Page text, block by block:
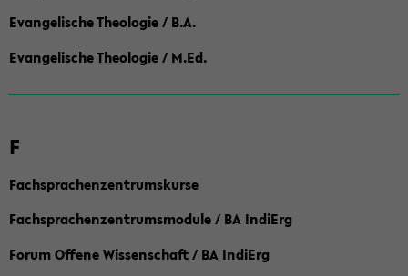
Evangelische Theologie / B.A.
Evangelische Theologie / M.Ed.
F
Fachsprachenzentrumskurse
Fachsprachenzentrumsmodule / BA IndiErg
Forum Offene Wissenschaft / BA IndiErg